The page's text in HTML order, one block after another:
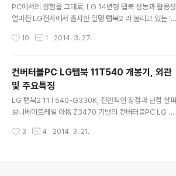
로 이전까지는 서울 등 장거리 출장을 다녀올때면 항상 맥
북 또는 아이패드 에어를 휴대해서 다녔는데요. 요즘은 대
한계라 할 수 있는 가로너비가 좁은 키보드와 다소 어색한
PC에서의 경험을 그대로, LG 14년형 탭북 성능과 활용성
얼마전 LG전자에서 출시한 일명 탭북2 라 불리고 있는 '2
인 아톰 Z3470 기반으로 노트북 혹은 태블릿처럼 사용할
G탭북 11T540 개봉기, 외관 및 주요특징 이번에는 이 제
품이 북(노트북)으로서 갖는 성능에 대해 살펴볼까 합니다.
즉, 쉽게 말해서 LG 2014년형 탭북(탭북2) 성능편이라
할 수 있겠네요. 사실 스펙을 보면 탭북2 는 꽤 무난한 수준
말지 고민하는 분들은 이 녀석이 갖는 생산성, 활용성, 휴대
10 1 2014. 3. 27.
컨버터블PC LG탭북 11T540 개봉기, 외관
및 주요특징
LG 탭북2 11T540-G330K, 전반적인 장점과 단점 살펴
보니베이트레일 아톰 Z3470 기반의 컨버터블PC LG 탭
는 이 제품은 쉽게 말해서 2in1 형태로 노트북처럼 혹은 태
3 4 2014. 3. 21.